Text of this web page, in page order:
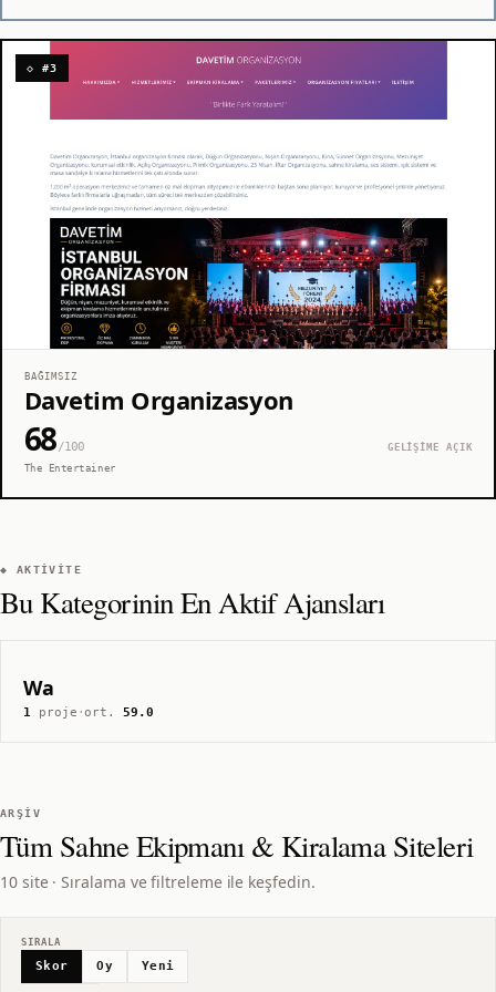
◇ #3
BAĞIMSIZ
Davetim Organizasyon
68/100
GELİŞİME AÇIK
The Entertainer
◆ AKTIVITE
Bu Kategorinin En Aktif Ajansları
Wa
1proje ·ort.59.0
ARŞIV
TümSahne Ekipmanı & KiralamaSiteleri
10 site · Sıralama ve filtreleme ile keşfedin.
SIRALA
Skor Oy Yeni